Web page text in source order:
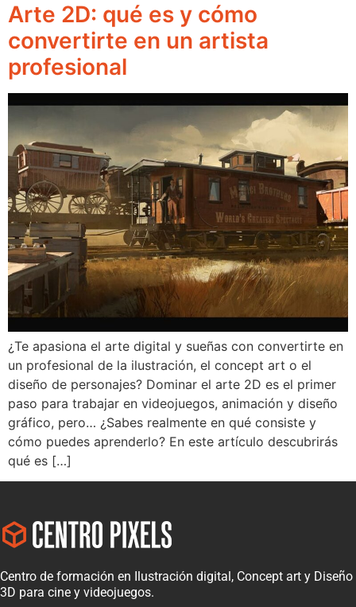
Arte 2D: qué es y cómo
convertirte en un artista
profesional
¿Te apasiona el arte digital y sueñas con convertirte en
un profesional de la ilustración, el concept art o el
diseño de personajes? Dominar el arte 2D es el primer
paso para trabajar en videojuegos, animación y diseño
gráfico, pero… ¿Sabes realmente en qué consiste y
cómo puedes aprenderlo? En este artículo descubrirás
qué es […]
Centro de formación en Ilustración digital, Concept art y Diseño
3D para cine y videojuegos.